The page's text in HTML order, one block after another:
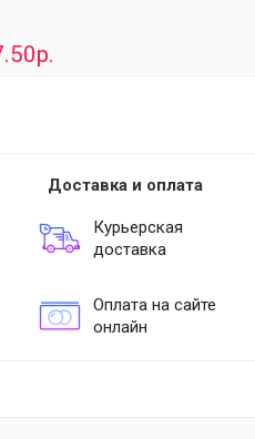
Доставка и оплата
Курьерская
доставка
Оплата на сайте
онлайн